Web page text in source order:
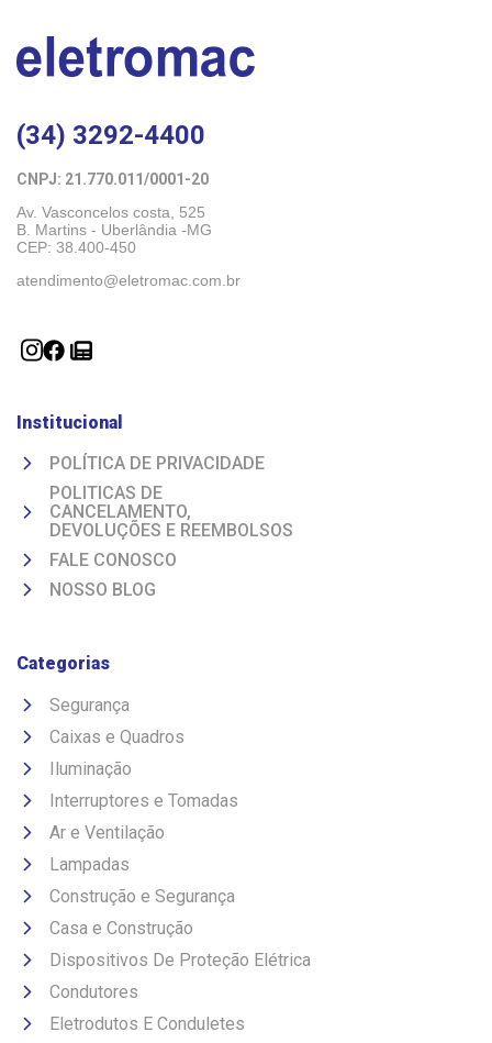
(34) 3292-4400
CNPJ: 21.770.011/0001-20
Av. Vasconcelos costa, 525
B. Martins - Uberlândia -MG
CEP: 38.400-450
atendimento@eletromac.com.br
Institucional
POLÍTICA DE PRIVACIDADE
POLITICAS DE
CANCELAMENTO,
DEVOLUÇÕES E REEMBOLSOS
FALE CONOSCO
NOSSO BLOG
Categorias
Segurança
Caixas e Quadros
Iluminação
Interruptores e Tomadas
Ar e Ventilação
Lampadas
Construção e Segurança
Casa e Construção
Dispositivos De Proteção Elétrica
Condutores
Eletrodutos E Conduletes